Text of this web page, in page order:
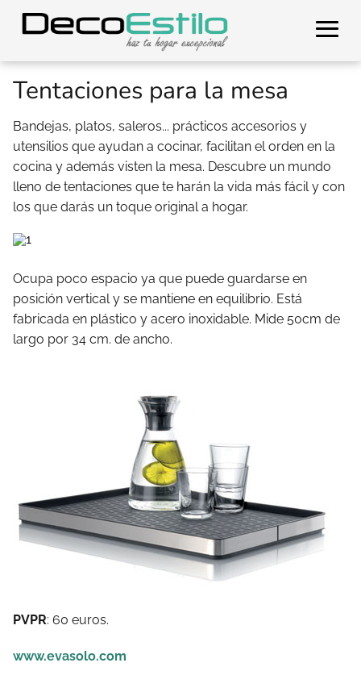
Tentaciones para la mesa
Bandejas, platos, saleros... prácticos accesorios y
utensilios que ayudan a cocinar, facilitan el orden en la
cocina y además visten la mesa. Descubre un mundo
lleno de tentaciones que te harán la vida más fácil y con
los que darás un toque original a hogar.
Ocupa poco espacio ya que puede guardarse en
posición vertical y se mantiene en equilibrio. Está
fabricada en plástico y acero inoxidable. Mide 50cm de
largo por 34 cm. de ancho.
PVPR: 60 euros.
www.evasolo.com